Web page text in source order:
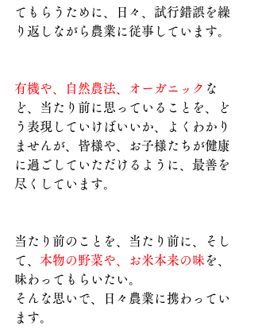
てもらうために、日々、試行錯誤を繰
り返しながら農業に従事しています。
有機や、自然農法、オーガニック な
ど、当たり前に思っていることを、ど
う表現していけばいいか、よくわかり
ませんが、皆様や、お子様たちが健康
に過ごしていただけるように、最善を
尽くしています。
当たり前のことを、当たり前に、そし
て、 本物の野菜や、お米本来の味 を、
味わってもらいたい。
そんな思いで、日々農業に携わってい
ます。